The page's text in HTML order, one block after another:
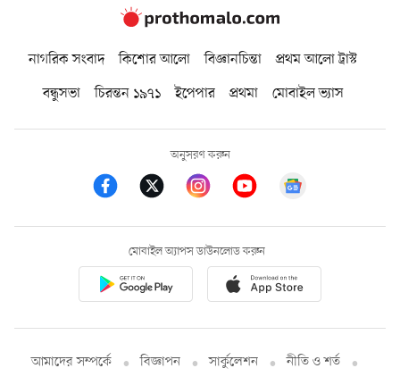
নাগরিক সংবাদ কিশোর আলো বিজ্ঞানচিন্তা
প্রথম আলো ট্রাস্ট
বন্ধুসভা
চিরন্তন ১৯৭১ ইপেপার প্রথমা মোবাইল ভ্যাস
অনুসরণ করুন
মোবাইল অ্যাপস ডাউনলোড করুন
আমাদের সম্পর্কে বিজ্ঞাপন সার্কুলেশন
নীতি ও শর্ত